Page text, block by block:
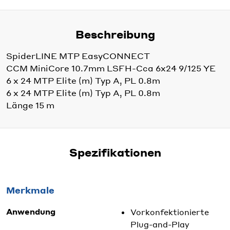
Beschreibung
SpiderLINE MTP EasyCONNECT
CCM MiniCore 10.7mm LSFH-Cca 6x24 9/125 YE
6 x 24 MTP Elite (m) Typ A, PL 0.8m
6 x 24 MTP Elite (m) Typ A, PL 0.8m
Länge 15 m
Spezifikationen
Merkmale
Anwendung
Vorkonfektionierte
Plug-and-Play